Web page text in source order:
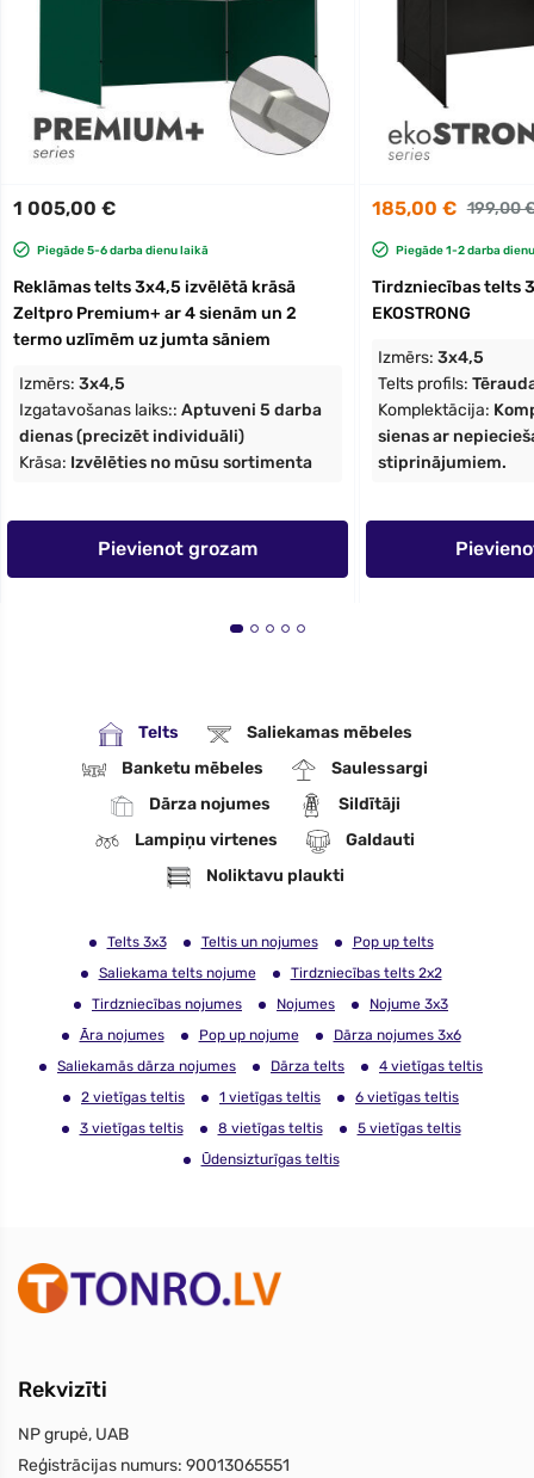
1 005,00 €
Piegāde 5-6 darba dienu laikā
Reklāmas telts 3x4,5 izvēlētā krāsā
Zeltpro Premium+ ar 4 sienām un 2
termo uzlīmēm uz jumta sāniem
Izmērs: 3x4,5
Izgatavošanas laiks:: Aptuveni 5 darba
dienas (precizēt individuāli)
Krāsa: Izvēlēties no mūsu sortimenta
Pievienot grozam
185,00 € 199,00
Piegāde 1-2 darba
Tirdzniecības telts
EKOSTRONG
Izmērs: 3x4,5
Telts profils:
Komplektācija:
sienas ar
stiprinājumiem.
Telts
Saliekamas mēbeles
Banketu mēbeles
Saulessargi
Dārza nojumes
Sildītāji
Lampiņu virtenes
Galdauti
Noliktavu plaukti
Telts 3x3 Teltis un nojumes
Pop up telts
Saliekama telts nojume
Tirdzniecības telts 2x2
Tirdzniecības nojumes
Nojumes
Nojume 3x3
Āra nojumes
Pop up nojume
Dārza nojumes 3x6
Saliekamās dārza nojumes
Dārza telts
4 vietīgas teltis
2 vietīgas teltis
1 vietīgas teltis
6 vietīgas teltis
3 vietīgas teltis
8 vietīgas teltis
5 vietīgas teltis
Ūdensizturīgas teltis
Rekvizīti
NP grupė, UAB
Reģistrācijas numurs: 90013065551